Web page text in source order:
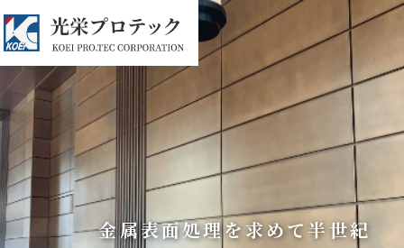
金属表面処理を求めて半世紀